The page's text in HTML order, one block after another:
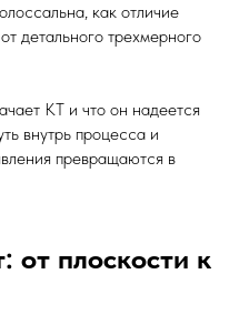
как отличие
детального трехмерного
КТ и что он надеется
внутрь процесса и
превращаются в
от плоскости к